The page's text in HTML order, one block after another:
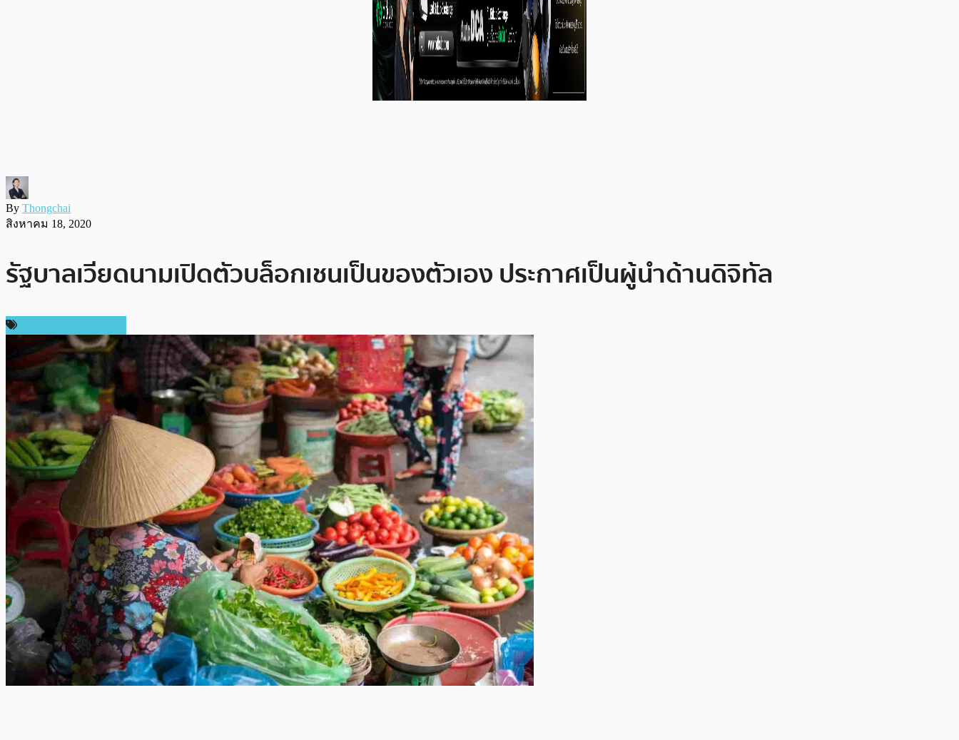
By Thongchai
สิงหาคม 18, 2020
รัฐบาลเวียดนามเปิดตัวบล็อกเชนเป็นของตัวเอง ประกาศเป็นผู้นำด้านดิจิทัล